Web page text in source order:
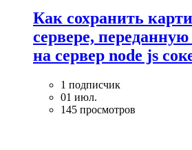
Как сохранить
сервере,
на сервер node js
1 подписчик
01 июл.
145 просмотров